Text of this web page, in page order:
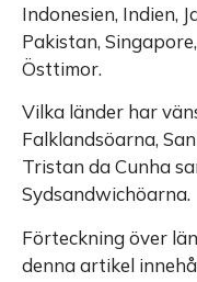
Indonesien, Indien,
Pakistan,
Östtimor.
Vilka länder har
Falklandsöarna,
Tristan da Cunha
Sydsandwichöarna.
Förteckning över
denna artikel